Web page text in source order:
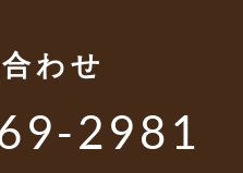
わせ
2981